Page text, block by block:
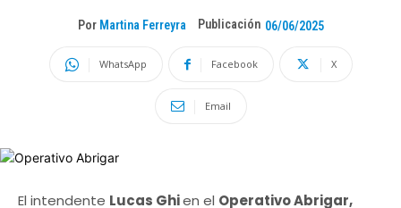
Por Martina Ferreyra Publicación 06/06/2025
WhatsApp Facebook X
Email
El intendente Lucas Ghien el Operativo Abrigar,